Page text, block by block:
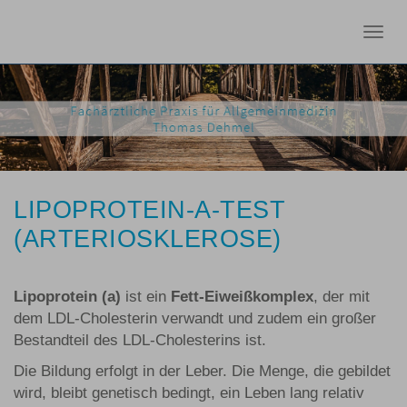
LIPOPROTEIN-A-TEST
(ARTERIOSKLEROSE)
Lipoprotein (a) ist ein Fett-Eiweißkomplex, der mit
dem LDL-Cholesterin verwandt und zudem ein großer
Bestandteil des LDL-Cholesterins ist.
Die Bildung erfolgt in der Leber. Die Menge, die gebildet
wird, bleibt genetisch bedingt, ein Leben lang relativ